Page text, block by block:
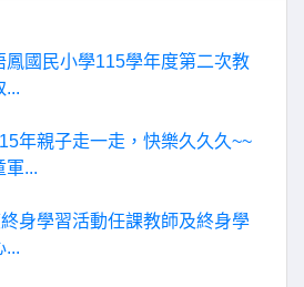
鳳國民小學115學年度第二次教
...
年親子走一走，快樂久久久~~
...
身學習活動任課教師及終身學
...